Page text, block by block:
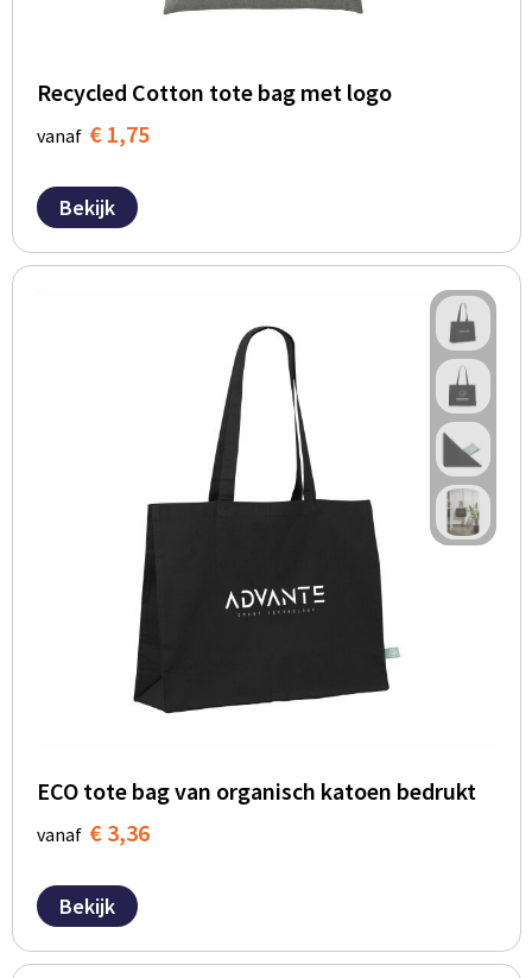
Recycled Cotton tote bag met logo
vanaf € 1,75
Bekijk
ECO tote bag van organisch katoen bedrukt
vanaf € 3,36
Bekijk